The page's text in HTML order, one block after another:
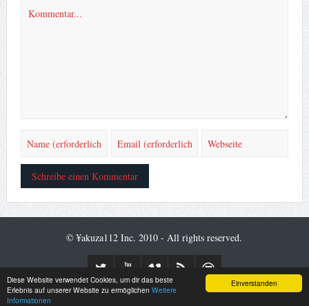
Einverstanden
Diese Website verwendet Cookies, um dir das beste
Erlebnis auf unserer Website zu ermöglichen Weitere
Informationen
© ¥akuza112 Inc. 2010 - All rights reserved.
Desktop Version Mobile Version